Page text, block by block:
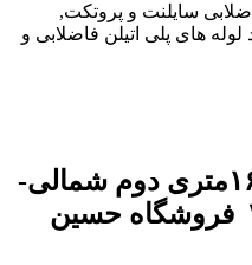
سایلنت و پروتکت,
های پلی اتیلن فاضلابی و
ادرس: تهران-رسالت-۱۶متری دوم شمالی-
لاهیجانی غربی پلاک۲۶۸ فروشگاه حسین